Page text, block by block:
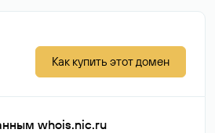
Как купить этот домен
whois.nic.ru